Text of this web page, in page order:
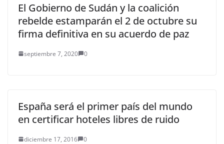
El Gobierno de Sudán y la coalición
rebelde estamparán el 2 de octubre su
firma definitiva en su acuerdo de paz
septiembre 7, 2020 0
España será el primer país del mundo
en certificar hoteles libres de ruido
diciembre 17, 2016 0